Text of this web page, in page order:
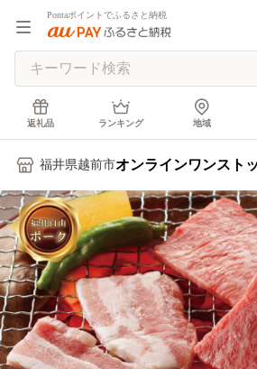
Pontaポイントでふるさと納税
返礼品 ランキング 地域
福井県越前市オンラインワンスト